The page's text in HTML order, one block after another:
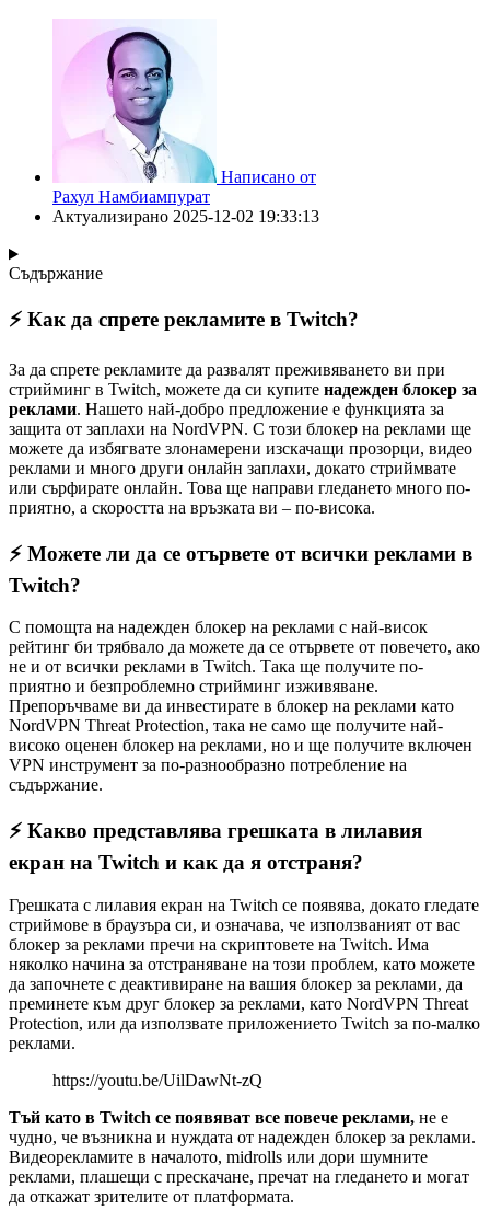
Написано от
Рахул Намбиампурат
Актуализирано 2025-12-02 19:33:13
Съдържание
⚡ Как да спрете рекламите в Twitch?
За да спрете рекламите да развалят преживяването ви при
стрийминг в Twitch, можете да си купите надежден блокер за
реклами. Нашето най-добро предложение е функцията за
защита от заплахи на NordVPN. С този блокер на реклами ще
можете да избягвате злонамерени изскачащи прозорци, видео
реклами и много други онлайн заплахи, докато стриймвате
или сърфирате онлайн. Това ще направи гледането много по-
приятно, а скоростта на връзката ви – по-висока.
⚡ Можете ли да се отървете от всички реклами в
Twitch?
С помощта на надежден блокер на реклами с най-висок
рейтинг би трябвало да можете да се отървете от повечето, ако
не и от всички реклами в Twitch. Така ще получите по-
приятно и безпроблемно стрийминг изживяване.
Препоръчваме ви да инвестирате в блокер на реклами като
NordVPN Threat Protection, така не само ще получите най-
високо оценен блокер на реклами, но и ще получите включен
VPN инструмент за по-разнообразно потребление на
съдържание.
⚡ Какво представлява грешката в лилавия
екран на Twitch и как да я отстраня?
Грешката с лилавия екран на Twitch се появява, докато гледате
стриймове в браузъра си, и означава, че използваният от вас
блокер за реклами пречи на скриптовете на Twitch. Има
няколко начина за отстраняване на този проблем, като можете
да започнете с деактивиране на вашия блокер за реклами, да
преминете към друг блокер за реклами, като NordVPN Threat
Protection, или да използвате приложението Twitch за по-малко
реклами.
https://youtu.be/UilDawNt-zQ
Тъй като в Twitch се появяват все повече реклами, не е
чудно, че възникна и нуждата от надежден блокер за реклами.
Видеорекламите в началото, midrolls или дори шумните
реклами, плашещи с прескачане, пречат на гледането и могат
да откажат зрителите от платформата.